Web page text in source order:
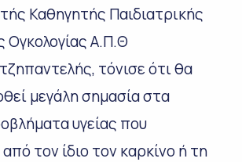
Καθηγητής Παιδιατρικής
Ογκολογίας Α.Π.Θ
τόνισε ότι θα
μεγάλη σημασία στα
υγείας που
τον ίδιο τον καρκίνο ή τη